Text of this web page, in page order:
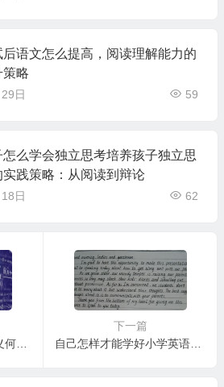
后语文怎么提高，阅读理解能力的
策略
日 59
怎么学会独立思考培养孩子独立思
实践策略：从阅读到辩论
日 62
为什么学习数学？其意义何在？
下一篇
自己怎样才能学好小学英语作文？